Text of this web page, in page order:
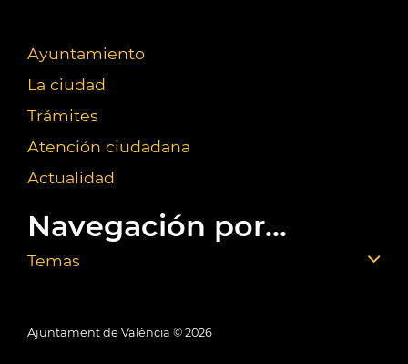
Ayuntamiento
La ciudad
Trámites
Atención ciudadana
Actualidad
Navegación por...
Temas
Ajuntament de València © 2026